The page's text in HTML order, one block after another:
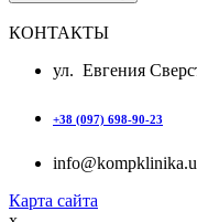
КОНТАКТЫ
ул. Евгения
+38 (097) 698-90-23
Карта сайта